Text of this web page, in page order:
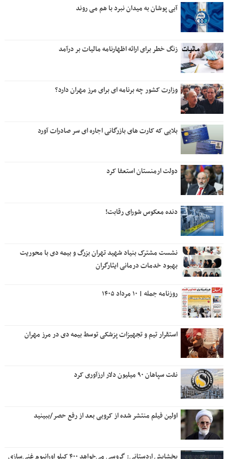
آبی پوشان به میدان نبرد با هم می روند
زنگ خطر برای ارائه اظهارنامه مالیات بر درآمد
وزارت کشور چه برنامه ای برای مرز مهران دارد؟
بلایی که کارت های بازرگانی اجاره ای سر صادرات آورد
دولت ارمنستان استعفا کرد
دنده معکوس شورای رقابت!
نشست مشترک بنیاد شهید تهران بزرگ و بیمه دی با محوریت
بهبود خدمات درمانی ایثارگران
روزنامه جمله | ۱۰ مرداد ۱۴۰۵
استقرار تیم و تجهیزات پزشکی توسط بیمه دی در مرز مهران
نفت سپاهان ۹۰ میلیون دلار ارزآوری کرد
اولین فیلم منتشر شده از کروبی بعد از رفع حصر/ببینید